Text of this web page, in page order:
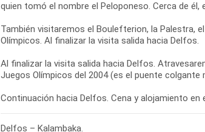
quien tomó el nombre el Peloponeso. Cerca de él,
También visitaremos el Boulefterion, la Palestra,
Olímpicos. Al finalizar la visita salida hacia Delfos.
Al finalizar la visita salida hacia Delfos.
Juegos Olímpicos del 2004 (es el puente colgante
Continuación hacia Delfos. Cena y alojamiento en
Delfos – Kalambaka.